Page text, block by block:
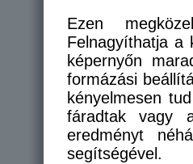
Ezen
Felnagyíthatja a
képernyőn
formázási
kényelmesen
fáradtak vagy
eredményt
segítségével.